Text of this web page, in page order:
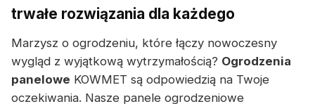
trwałe rozwiązania dla każdego
Marzysz o ogrodzeniu, które łączy nowoczesny
wygląd z wyjątkową wytrzymałością? Ogrodzenia
panelowe KOWMET są odpowiedzią na Twoje
oczekiwania. Nasze panele ogrodzeniowe